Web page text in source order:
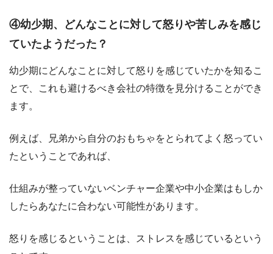
④幼少期、どんなことに対して怒りや苦しみを感じ
ていたようだった？
幼少期にどんなことに対して怒りを感じていたかを知るこ
とで、これも避けるべき会社の特徴を見分けることができ
ます。
例えば、兄弟から自分のおもちゃをとられてよく怒ってい
たということであれば、
仕組みが整っていないベンチャー企業や中小企業はもしか
したらあなたに合わない可能性があります。
怒りを感じるということは、ストレスを感じているという